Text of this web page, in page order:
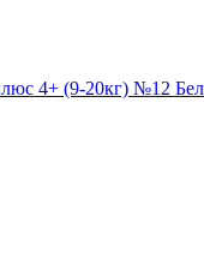
4+ (9-20кг) №12